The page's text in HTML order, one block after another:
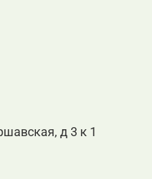
д 3 к 1